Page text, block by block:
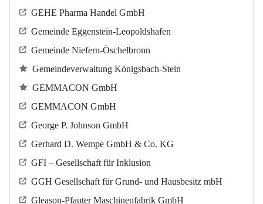
GEHE Pharma Handel GmbH
Gemeinde Eggenstein-Leopoldshafen
Gemeinde Niefern-Öschelbronn
Gemeindeverwaltung Königsbach-Stein
GEMMACON GmbH
GEMMACON GmbH
George P. Johnson GmbH
Gerhard D. Wempe GmbH & Co. KG
GFI – Gesellschaft für Inklusion
GGH Gesellschaft für Grund- und Hausbesitz mbH
Gleason-Pfauter Maschinenfabrik GmbH